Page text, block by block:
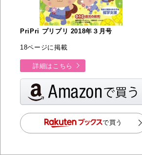
PriPri プリプリ 2018年３月号
18ページに掲載
詳細はこちら
で買う